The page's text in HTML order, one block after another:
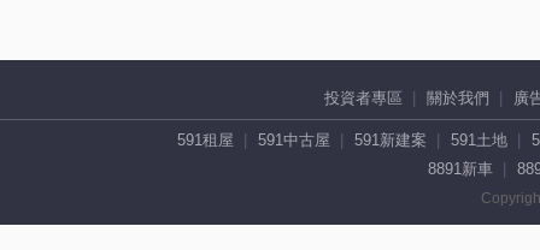
投資者專區 關於我們 廣
591租屋 591中古屋 591新建案 591土地
8891新車